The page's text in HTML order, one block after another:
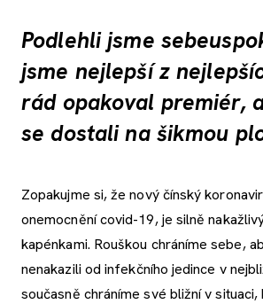
Podlehli jsme
jsme nejlepší z
rád opakoval premiér,
se dostali na šikmou
Zopakujme si, že nový čínský
onemocnění covid-19, je silně
kapénkami. Rouškou chráníme sebe,
nenakazili od infekčního jedince v
současně chráníme své bližní v